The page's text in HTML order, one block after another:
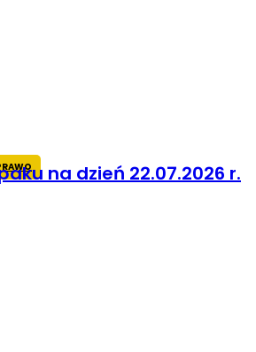
na dzień 22.07.2026 r.